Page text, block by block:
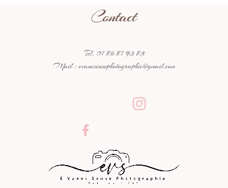
Contact
Tel. 07 86 87 93 85
Mail : evanesensephotographie@gmail.com